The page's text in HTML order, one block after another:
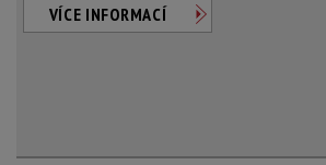
VÍCE INFORMACÍ